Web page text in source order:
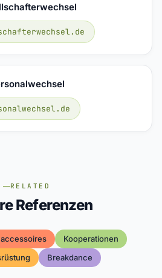
RELATED
Referenzen
Kooperationen
Breakdance